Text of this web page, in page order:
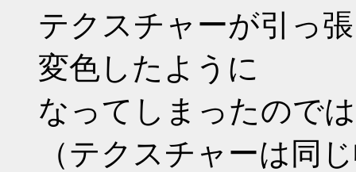
テクスチャーが引っ
変色したように
なってしまったので
（テクスチャーは同